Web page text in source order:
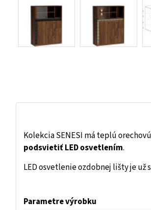
Kolekcia SENESI má teplú
podsvietiť LED osvetlením.
LED osvetlenie ozdobnej lišty je
Parametre výrobku